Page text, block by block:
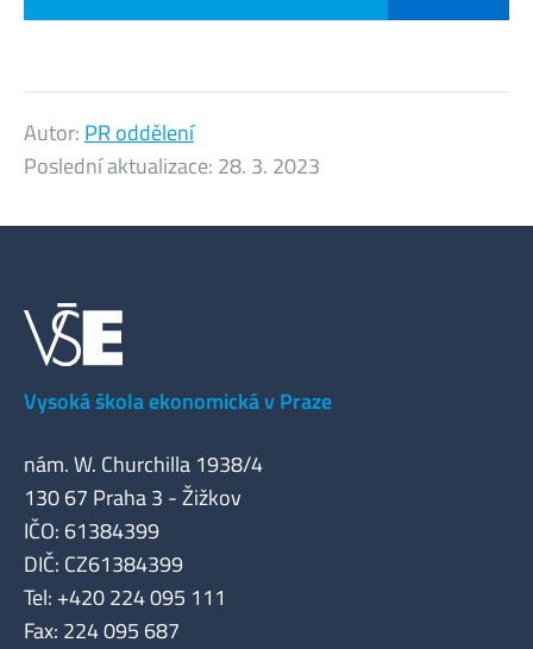
Autor: PR oddělení
Poslední aktualizace: 28. 3. 2023
Vysoká škola ekonomická v Praze
nám. W. Churchilla 1938/4
130 67 Praha 3 - Žižkov
IČO: 61384399
DIČ: CZ61384399
Tel: +420 224 095 111
Fax: 224 095 687